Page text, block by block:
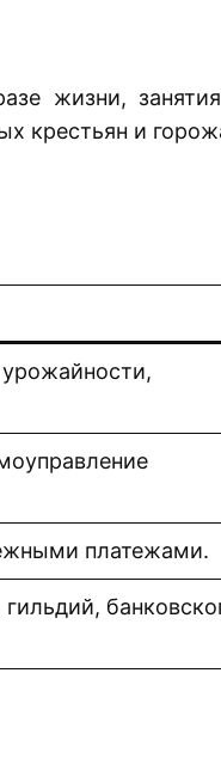
жизни,
крестьян и
платежами.